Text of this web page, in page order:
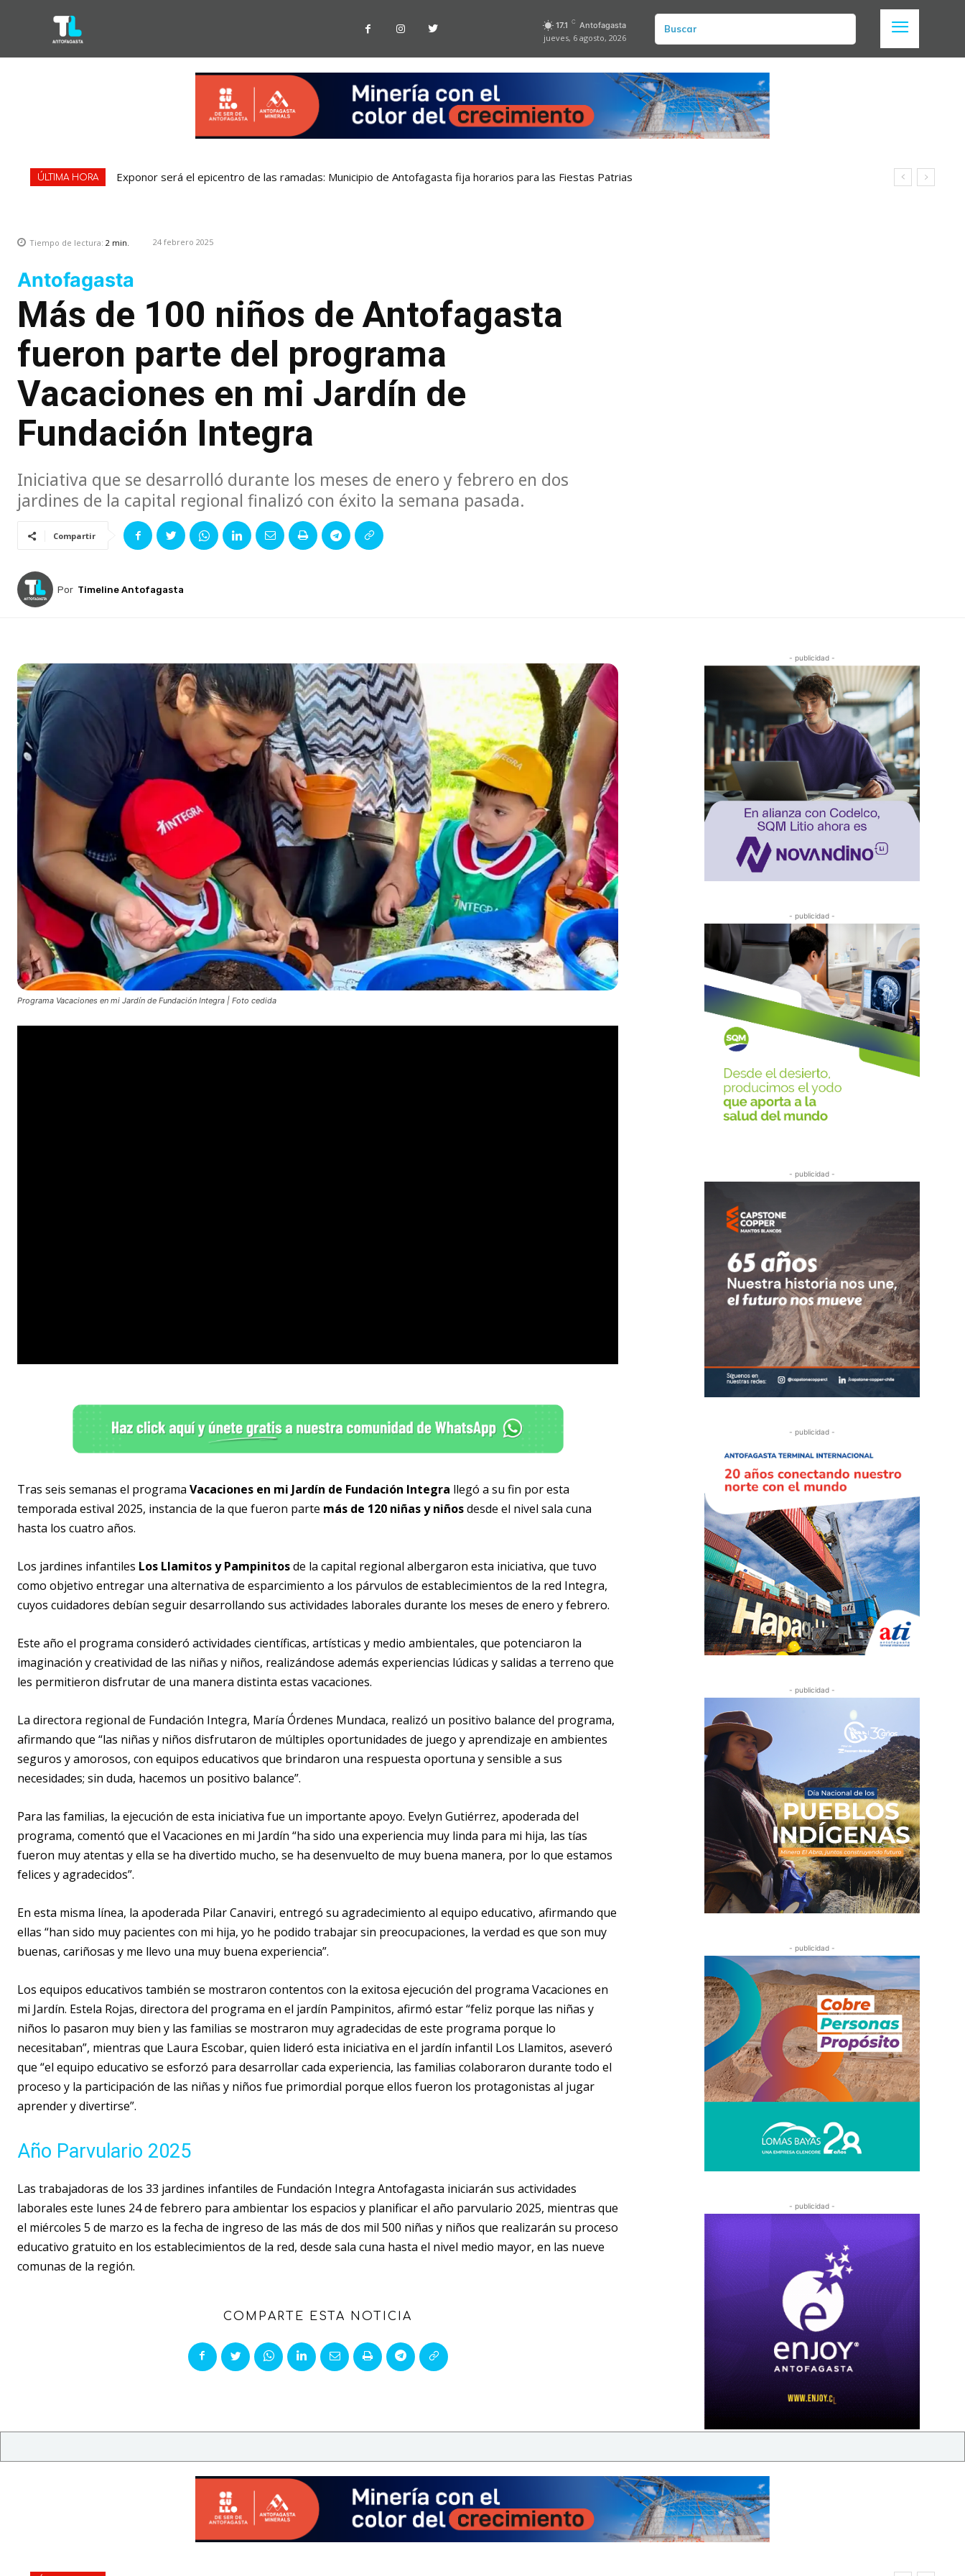
17.1 C Antofagasta
jueves, 6 agosto, 2026
Buscar
ÚLTIMA HORA Exponor será el epicentro de las ramadas: Municipio de Antofagasta fija horarios para las Fiestas Patrias
Tiempo de lectura: 2 min. 24 febrero 2025
Antofagasta
Más de 100 niños de Antofagasta
fueron parte del programa
Vacaciones en mi Jardín de
Fundación Integra
Iniciativa que se desarrolló durante los meses de enero y febrero en dos
jardines de la capital regional finalizó con éxito la semana pasada.
Compartir
Por Timeline Antofagasta
Programa Vacaciones en mi Jardín de Fundación Integra | Foto cedida
Tras seis semanas el programa Vacaciones en mi Jardín de Fundación Integra llegó a su fin por esta
temporada estival 2025, instancia de la que fueron parte más de 120 niñas y niñosdesde el nivel sala cuna
hasta los cuatro años.
Los jardines infantiles Los Llamitos y Pampinitosde la capital regional albergaron esta iniciativa, que tuvo
como objetivo entregar una alternativa de esparcimiento a los párvulos de establecimientos de la red Integra,
cuyos cuidadores debían seguir desarrollando sus actividades laborales durante los meses de enero y febrero.
Este año el programa consideró actividades científicas, artísticas y medio ambientales, que potenciaron la
imaginación y creatividad de las niñas y niños, realizándose además experiencias lúdicas y salidas a terreno que
les permitieron disfrutar de una manera distinta estas vacaciones.
La directora regional de Fundación Integra, María Órdenes Mundaca, realizó un positivo balance del programa,
afirmando que “las niñas y niños disfrutaron de múltiples oportunidades de juego y aprendizaje en ambientes
seguros y amorosos, con equipos educativos que brindaron una respuesta oportuna y sensible a sus
necesidades; sin duda, hacemos un positivo balance”.
Para las familias, la ejecución de esta iniciativa fue un importante apoyo. Evelyn Gutiérrez, apoderada del
programa, comentó que el Vacaciones en mi Jardín “ha sido una experiencia muy linda para mi hija, las tías
fueron muy atentas y ella se ha divertido mucho, se ha desenvuelto de muy buena manera, por lo que estamos
felices y agradecidos”.
En esta misma línea, la apoderada Pilar Canaviri, entregó su agradecimiento al equipo educativo, afirmando que
ellas “han sido muy pacientes con mi hija, yo he podido trabajar sin preocupaciones, la verdad es que son muy
buenas, cariñosas y me llevo una muy buena experiencia”.
Los equipos educativos también se mostraron contentos con la exitosa ejecución del programa Vacaciones en
mi Jardín. Estela Rojas, directora del programa en el jardín Pampinitos, afirmó estar “feliz porque las niñas y
niños lo pasaron muy bien y las familias se mostraron muy agradecidas de este programa porque lo
necesitaban”, mientras que Laura Escobar, quien lideró esta iniciativa en el jardín infantil Los Llamitos, aseveró
que “el equipo educativo se esforzó para desarrollar cada experiencia, las familias colaboraron durante todo el
proceso y la participación de las niñas y niños fue primordial porque ellos fueron los protagonistas al jugar
aprender y divertirse”.
Año Parvulario 2025
Las trabajadoras de los 33 jardines infantiles de Fundación Integra Antofagasta iniciarán sus actividades
laborales este lunes 24 de febrero para ambientar los espacios y planificar el año parvulario 2025, mientras que
el miércoles 5 de marzo es la fecha de ingreso de las más de dos mil 500 niñas y niños que realizarán su proceso
educativo gratuito en los establecimientos de la red, desde sala cuna hasta el nivel medio mayor, en las nueve
comunas de la región.
COMPARTE ESTA NOTICIA
- publicidad -
- publicidad -
- publicidad -
- publicidad -
- publicidad -
- publicidad -
- publicidad -